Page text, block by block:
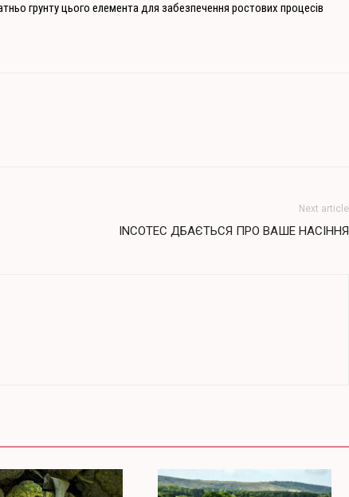
грунту цього елемента для забезпечення ростових процесів
Next article
INCОTEC ДБАЄТЬСЯ ПРО ВАШЕ НАСІННЯ